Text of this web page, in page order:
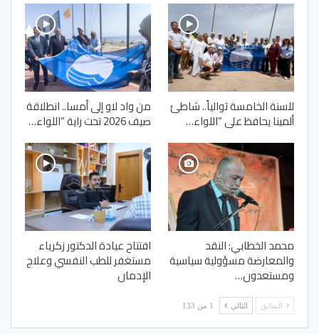
للسنة الخامسة توالياً.. شاطئ
ألمينا يحافظ على “اللواء…
من واد لاو إلى أمسا.. انطلاقة
صيف 2026 تحت راية “اللواء…
محمد الخطابي: النقد
والمعارضة مسؤولية سياسية
ومستعدون…
افتتاح عيادة الدكتور زكرياء
مستغفر للطب النفسي وعلاج
الإدمان
السابق التالي 1 من 133